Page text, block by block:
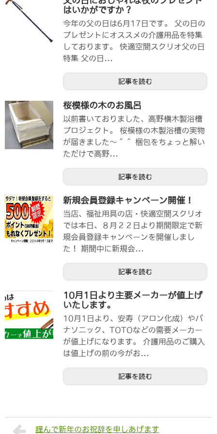
はいかがですか？
今年の父の日は6月17日です。 父の日の
プレゼントにオススメの介護用品を特集
しております。 快適空間スクリオ父の日
特集 父の日...
記事を読む
桜模様の木のお風呂
以前書いておりました、高野槇木製浴槽
プロジェクト。 桜模様の木製浴槽の実物
が届きました～＾＾ 梱包をちょっと解い
ただけで高野...
記事を読む
新規会員登録キャンペーン開催！
当店、福祉用具の店・快適空間スクリオ
では本日、８月２２日より期間限定で新
規会員登録キャンペーンを開催しまし
た！ 期間中に新規会...
記事を読む
10月1日より主要メーカーが値上げ
いたします。
10月1日より、安寿（アロン化成）やパ
ナソニック、TOTOなどの需要メーカー
が値上げになります。 介護用品のご購入
は値上げの前の今がお...
記事を読む
謹んで新年のお祝辞を申しあげます